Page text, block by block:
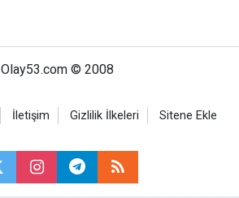
Olay53.com © 2008
İletişim Gizlilik İlkeleri Sitene Ekle